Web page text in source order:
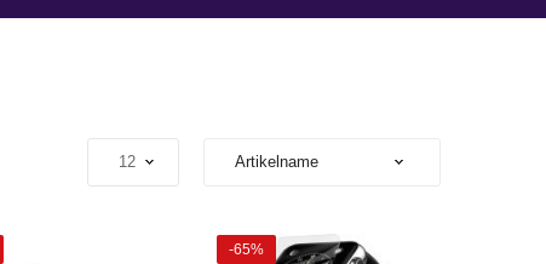
-65%